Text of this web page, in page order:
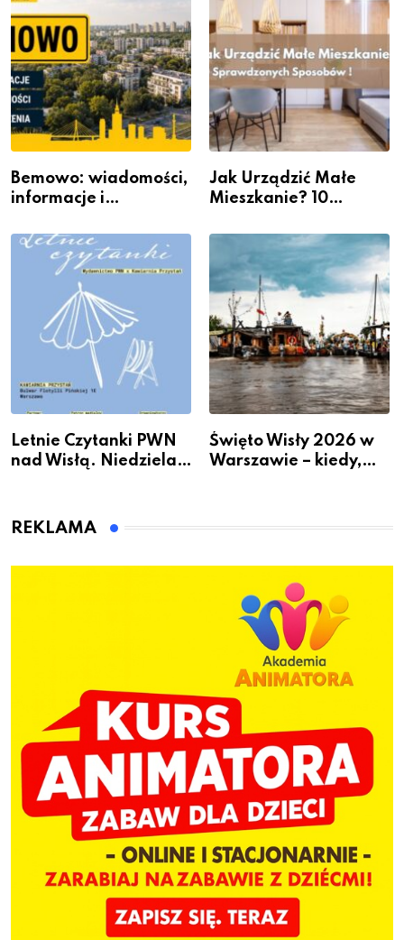
Bemowo: wiadomości,
informacje i
Jak Urządzić Małe
Mieszkanie? 10
Przestrzeni Bez
Kosztownego Remontu
Letnie Czytanki PWN
nad Wisłą. Niedziela z
Święto Wisły 2026 w
Warszawie – kiedy,
REKLAMA